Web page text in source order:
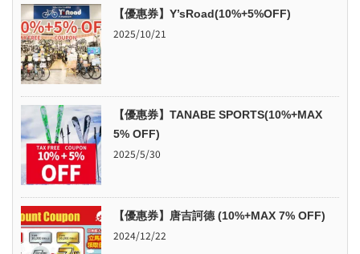
【優惠券】Y’sRoad(10%+5%OFF)
2025/10/21
【優惠券】TANABE SPORTS(10%+MAX
5% OFF)
2025/5/30
【優惠券】唐吉訶德 (10%+MAX 7% OFF)
2024/12/22